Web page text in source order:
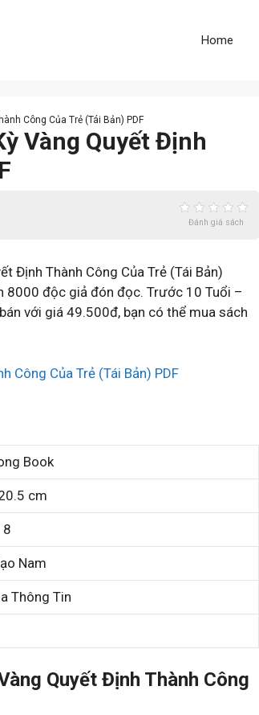
Home
Công Của Trẻ (Tái Bản) PDF
Vàng Quyết Định
Đánh giá sách
Định Thành Công Của Trẻ (Tái Bản)
8000 độc giả đón đọc. Trước 10 Tuổi –
với giá 49.500đ, bạn có thể mua sách
Công Của Trẻ (Tái Bản) PDF
Book
cm
Nam
Thông Tin
Quyết Định Thành Công